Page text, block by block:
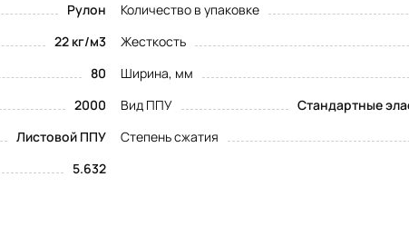
Рулон Количество в упаковке
22 кг/м3 Жесткость
80 Ширина, мм
2000 Вид ППУ
Стандартные
Листовой ППУ Степень сжатия
5.632